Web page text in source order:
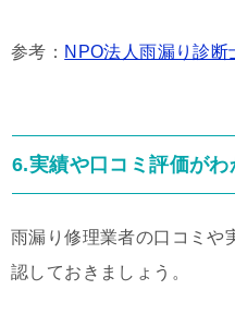
参考： NPO法人雨漏り診断
6.実績や口コミ評価がわ
雨漏り修理業者の口コミや
認しておきましょう。